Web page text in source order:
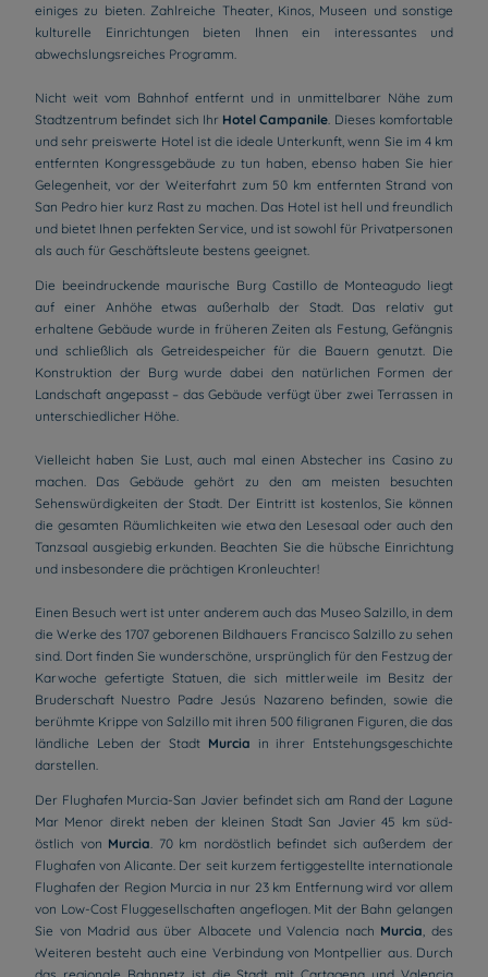
einiges zu bieten. Zahlreiche Theater, Kinos, Museen und sonstige
kulturelle Einrichtungen bieten Ihnen ein interessantes und
abwechslungsreiches Programm.
Nicht weit vom Bahnhof entfernt und in unmittelbarer Nähe zum
Stadtzentrum befindet sich Ihr Hotel Campanile. Dieses komfortable
und sehr preiswerte Hotel ist die ideale Unterkunft, wenn Sie im 4 km
entfernten Kongressgebäude zu tun haben, ebenso haben Sie hier
Gelegenheit, vor der Weiterfahrt zum 50 km entfernten Strand von
San Pedro hier kurz Rast zu machen. Das Hotel ist hell und freundlich
und bietet Ihnen perfekten Service, und ist sowohl für Privatpersonen
als auch für Geschäftsleute bestens geeignet.
Die beeindruckende maurische Burg Castillo de Monteagudo liegt
auf einer Anhöhe etwas außerhalb der Stadt. Das relativ gut
erhaltene Gebäude wurde in früheren Zeiten als Festung, Gefängnis
und schließlich als Getreidespeicher für die Bauern genutzt. Die
Konstruktion der Burg wurde dabei den natürlichen Formen der
Landschaft angepasst – das Gebäude verfügt über zwei Terrassen in
unterschiedlicher Höhe.
Vielleicht haben Sie Lust, auch mal einen Abstecher ins Casino zu
machen. Das Gebäude gehört zu den am meisten besuchten
Sehenswürdigkeiten der Stadt. Der Eintritt ist kostenlos, Sie können
die gesamten Räumlichkeiten wie etwa den Lesesaal oder auch den
Tanzsaal ausgiebig erkunden. Beachten Sie die hübsche Einrichtung
und insbesondere die prächtigen Kronleuchter!
Einen Besuch wert ist unter anderem auch das Museo Salzillo, in dem
die Werke des 1707 geborenen Bildhauers Francisco Salzillo zu sehen
sind. Dort finden Sie wunderschöne, ursprünglich für den Festzug der
Karwoche gefertigte Statuen, die sich mittlerweile im Besitz der
Bruderschaft Nuestro Padre Jesús Nazareno befinden, sowie die
berühmte Krippe von Salzillo mit ihren 500 filigranen Figuren, die das
ländliche Leben der Stadt Murcia in ihrer Entstehungsgeschichte
darstellen.
Der Flughafen Murcia-San Javier befindet sich am Rand der Lagune
Mar Menor direkt neben der kleinen Stadt San Javier 45 km süd-
östlich von Murcia. 70 km nordöstlich befindet sich außerdem der
Flughafen von Alicante. Der seit kurzem fertiggestellte internationale
Flughafen der Region Murcia in nur 23 km Entfernung wird vor allem
von Low-Cost Fluggesellschaften angeflogen. Mit der Bahn gelangen
Sie von Madrid aus über Albacete und Valencia nach Murcia, des
Weiteren besteht auch eine Verbindung von Montpellier aus. Durch